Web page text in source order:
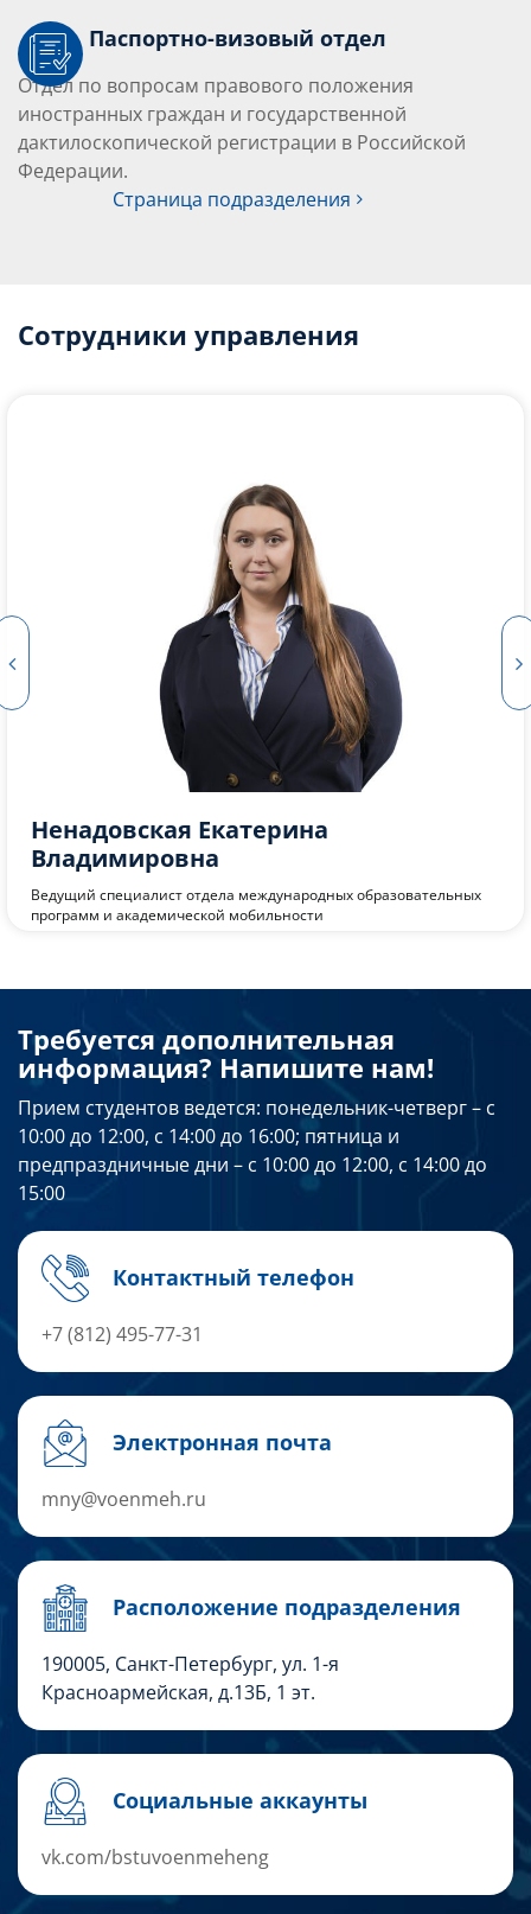
Паспортно-визовый отдел
Отдел по вопросам правового положения
иностранных граждан и государственной
дактилоскопической регистрации в Российской
Федерации.
Страница подразделения
Сотрудники управления
Ненадовская Екатерина
Владимировна
Ведущий специалист отдела международных образовательных
программ и академической мобильности
Требуется дополнительная
информация? Напишите нам!
Прием студентов ведется: понедельник-четверг – с
10:00 до 12:00, с 14:00 до 16:00; пятница и
предпраздничные дни – с 10:00 до 12:00, с 14:00 до
15:00
Контактный телефон
+7 (812) 495-77-31
Электронная почта
mny@voenmeh.ru
Расположение подразделения
190005, Санкт-Петербург, ул. 1-я
Красноармейская, д.13Б, 1 эт.
Социальные аккаунты
vk.com/bstuvoenmeheng